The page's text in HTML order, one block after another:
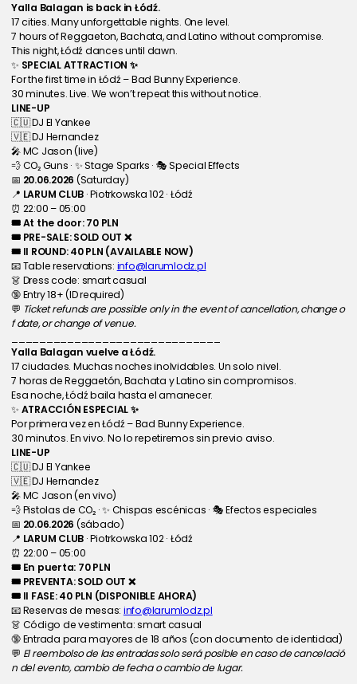
Yalla Balagan is back in Łódź.
17 cities. Many unforgettable nights. One level.
7 hours of Reggaeton, Bachata, and Latino without compromise.
This night, Łódź dances until dawn.
✨ SPECIAL ATTRACTION ✨
For the first time in Łódź – Bad Bunny Experience.
30 minutes. Live. We won’t repeat this without notice.
LINE-UP
🇨🇺 DJ El Yankee
🇻🇪 DJ Hernandez
🎤 MC Jason (live)
💨 CO₂ Guns · ✨ Stage Sparks · 🎭 Special Effects
📅 20.06.2026 (Saturday)
📍 LARUM CLUB · Piotrkowska 102 · Łódź
⏰ 22:00 – 05:00
🎟 At the door: 70 PLN
🎟 PRE-SALE: SOLD OUT ❌
🎟 II ROUND: 40 PLN (AVAILABLE NOW)
📧 Table reservations: info@larumlodz.pl
👗 Dress code: smart casual
🔞 Entry 18+ (ID required)
💬 Ticket refunds are possible only in the event of cancellation, change o
f date, or change of venue.
Yalla Balagan vuelve a Łódź.
17 ciudades. Muchas noches inolvidables. Un solo nivel.
7 horas de Reggaetón, Bachata y Latino sin compromisos.
Esa noche, Łódź baila hasta el amanecer.
✨ ATRACCIÓN ESPECIAL ✨
Por primera vez en Łódź – Bad Bunny Experience.
30 minutos. En vivo. No lo repetiremos sin previo aviso.
LINE-UP
🇨🇺 DJ El Yankee
🇻🇪 DJ Hernandez
🎤 MC Jason (en vivo)
💨 Pistolas de CO₂ · ✨ Chispas escénicas · 🎭 Efectos especiales
📅 20.06.2026 (sábado)
📍 LARUM CLUB · Piotrkowska 102 · Łódź
⏰ 22:00 – 05:00
🎟 En puerta: 70 PLN
🎟 PREVENTA: SOLD OUT ❌
🎟 II FASE: 40 PLN (DISPONIBLE AHORA)
📧 Reservas de mesas: info@larumlodz.pl
👗 Código de vestimenta: smart casual
🔞 Entrada para mayores de 18 años (con documento de identidad)
💬 El reembolso de las entradas solo será posible en caso de cancelació
n del evento, cambio de fecha o cambio de lugar.